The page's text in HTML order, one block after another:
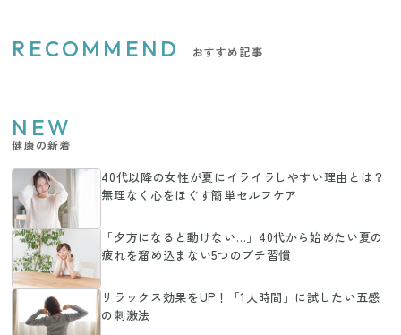
RECOMMEND おすすめ記事
NEW
健康の新着
40代以降の女性が夏にイライラしやすい理由とは？
無理なく心をほぐす簡単セルフケア
「夕方になると動けない…」40代から始めたい夏の
疲れを溜め込まない5つのプチ習慣
リラックス効果をUP！「1人時間」に試したい五感
の刺激法